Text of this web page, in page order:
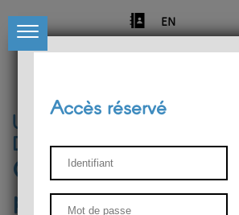
EN
Université de Liège
Département de philosophie
Centre de recherches
phénoménologiques
Accès réservé